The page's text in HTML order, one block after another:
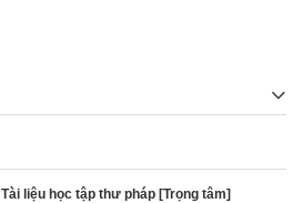
Tài liệu học tập thư pháp [Trọng tâm]